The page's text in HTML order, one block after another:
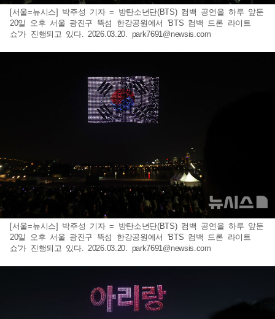
[서울=뉴시스] 박주성 기자 = 방탄소년단(BTS) 컴백 공연을 하루 앞둔
20일 오후 서울 광진구 뚝섬 한강공원에서 'BTS 컴백 드론 라이트
쇼'가 진행되고 있다. 2026.03.20. park7691@newsis.com
[서울=뉴시스] 박주성 기자 = 방탄소년단(BTS) 컴백 공연을 하루 앞둔
20일 오후 서울 광진구 뚝섬 한강공원에서 'BTS 컴백 드론 라이트
쇼'가 진행되고 있다. 2026.03.20. park7691@newsis.com